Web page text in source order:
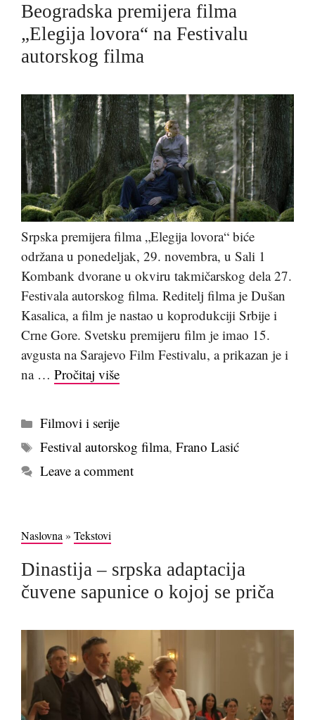
Beogradska premijera filma
„Elegija lovora“ na Festivalu
autorskog filma
Srpska premijera filma „Elegija lovora“ biće
održana u ponedeljak, 29. novembra, u Sali 1
Kombank dvorane u okviru takmičarskog dela 27.
Festivala autorskog filma. Reditelj filma je Dušan
Kasalica, a film je nastao u koprodukciji Srbije i
Crne Gore. Svetsku premijeru film je imao 15.
avgusta na Sarajevo Film Festivalu, a prikazan je i
na … Pročitaj više
Kategorije
Filmovi i serije
Tags
Festival autorskog filma,Frano Lasić
Leave a comment
Naslovna » Tekstovi
Dinastija – srpska adaptacija
čuvene sapunice o kojoj se priča